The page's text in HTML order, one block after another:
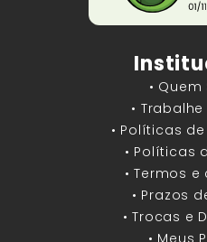
•
•
• Políticas
• Políticas
• Termos
• Prazos
• Trocas e
• Meus